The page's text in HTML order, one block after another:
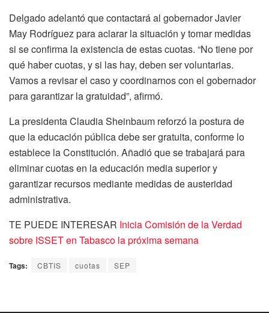
Delgado adelantó que contactará al gobernador Javier
May Rodríguez para aclarar la situación y tomar medidas
si se confirma la existencia de estas cuotas. “No tiene por
qué haber cuotas, y si las hay, deben ser voluntarias.
Vamos a revisar el caso y coordinarnos con el gobernador
para garantizar la gratuidad”, afirmó.
La presidenta Claudia Sheinbaum reforzó la postura de
que la educación pública debe ser gratuita, conforme lo
establece la Constitución. Añadió que se trabajará para
eliminar cuotas en la educación media superior y
garantizar recursos mediante medidas de austeridad
administrativa.
TE PUEDE INTERESAR Inicia Comisión de la Verdad
sobre ISSET en Tabasco la próxima semana
Tags: CBTIS cuotas SEP